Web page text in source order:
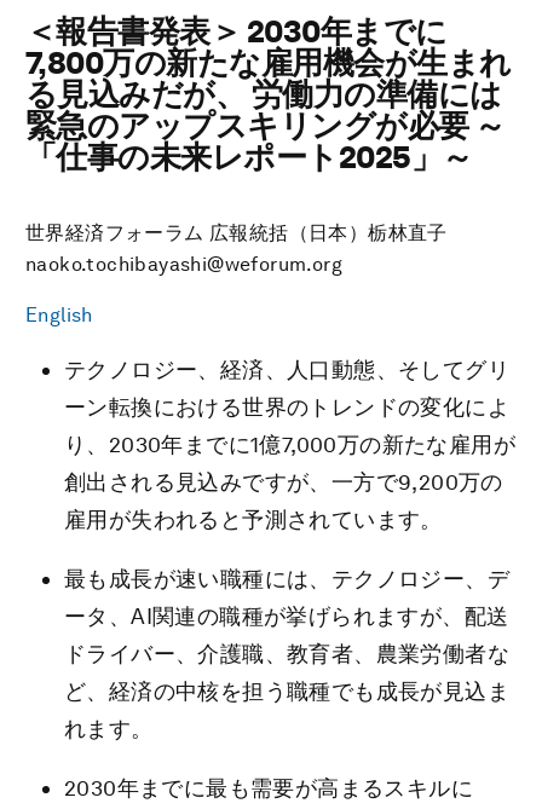
＜報告書発表＞ 2030年までに
7,800万の新たな雇用機会が生まれ
る見込みだが、 労働力の準備には
緊急のアップスキリングが必要 ～
「仕事の未来レポート2025」～
世界経済フォーラム 広報統括（日本）栃林直子
naoko.tochibayashi@weforum.org
English
テクノロジー、経済、人口動態、そしてグリ
ーン転換における世界のトレンドの変化によ
り、2030年までに1億7,000万の新たな雇用が
創出される見込みですが、一方で9,200万の
雇用が失われると予測されています。
最も成長が速い職種には、テクノロジー、デ
ータ、AI関連の職種が挙げられますが、配送
ドライバー、介護職、教育者、農業労働者な
ど、経済の中核を担う職種でも成長が見込ま
れます。
2030年までに最も需要が高まるスキルに